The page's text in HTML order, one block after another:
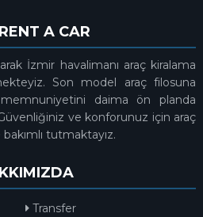
A CAR
İzmir havalimanı araç kiralama
Son model araç filosuna
daima ön planda
ve konforunuz için araç
tutmaktayız.
Transfer